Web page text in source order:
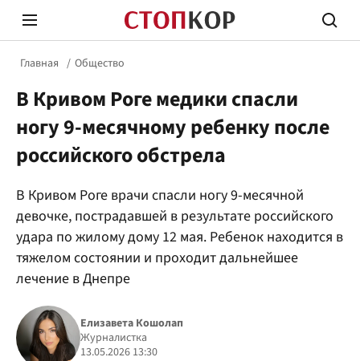
Политика
Главная Общество
В Кривом Роге медики спасли
ногу 9-месячному ребенку после
российского обстрела
В Кривом Роге врачи спасли ногу 9-месячной
девочке, пострадавшей в результате российского
удара по жилому дому 12 мая. Ребенок находится в
тяжелом состоянии и проходит дальнейшее
лечение в Днепре
Елизавета Кошолап
Журналистка
13.05.2026 13:30